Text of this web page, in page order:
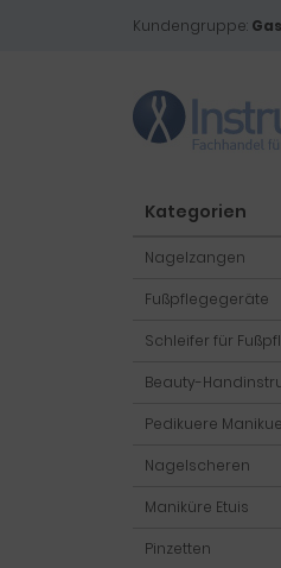
Kundengruppe:
Kategorien
Nagelzangen
Fußpflegegeräte
Schleifer für
Beauty-
Pedikuere
Nagelscheren
Maniküre Etuis
Pinzetten